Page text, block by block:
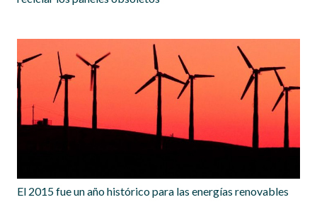
El 2015 fue un año histórico para las energías renovables